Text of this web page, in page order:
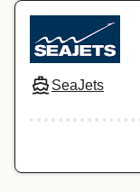
المغرب
SeaJets